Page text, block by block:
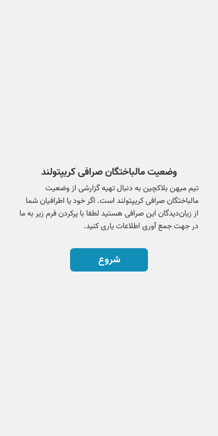
وضعیت مالباختگان صرافی کریپتولند
تیم میهن بلاکچین به دنبال تهیه گزارشی از وضعیت
مالباختگان صرافی کریپتولند است. اگر خود یا اطرافیان شما
از زیان‌دیدگان این صرافی هستید لطفا با پرکردن فرم زیر به ما
در جهت جمع آوری اطلاعات یاری کنید.
شروع